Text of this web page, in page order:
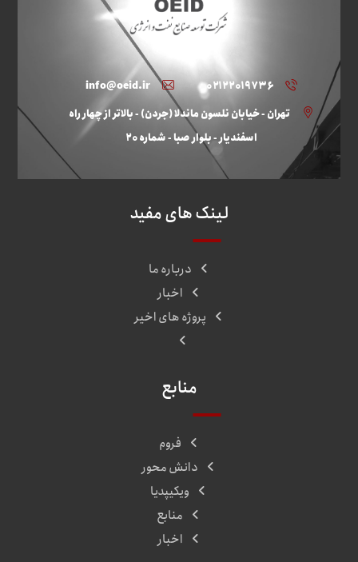
۰۲۱۲۲۰۱۹۷۳۶
info@oeid.ir
تهران - خیابان نلسون ماندلا (جردن) - بالاتر از چهار راه
اسفندیار - بلوار صبا - شماره ۲۰
لینک های مفید
درباره ما
اخبار
پروژه های اخیر
منابع
فروم
دانش محور
ویکیپدیا
منابع
اخبار